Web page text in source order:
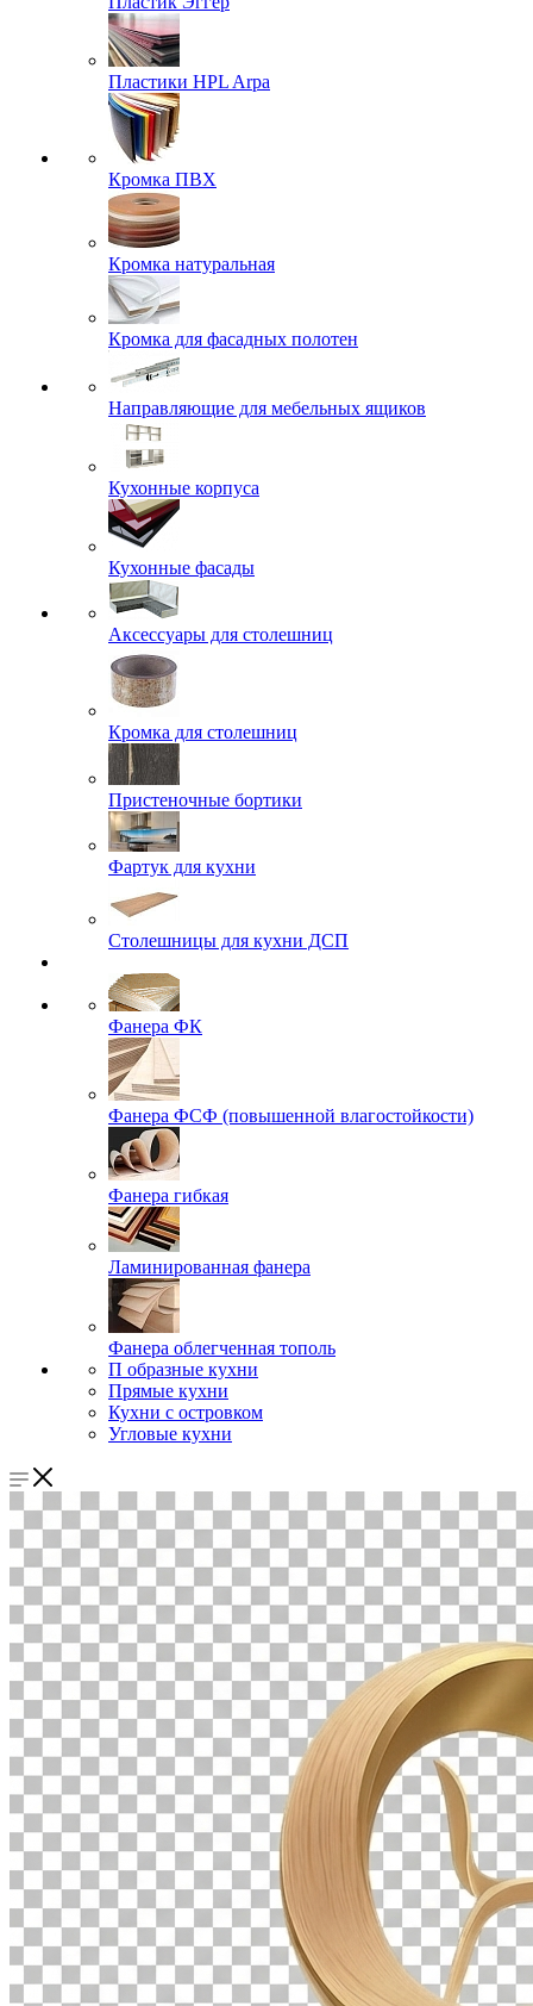
Пластики HPL Arpa
Кромка ПВХ
Кромка натуральная
Кромка для фасадных полотен
Направляющие для мебельных ящиков
Кухонные корпуса
Кухонные фасады
Аксессуары для столешниц
Кромка для столешниц
Пристеночные бортики
Фартук для кухни
Столешницы для кухни ДСП
Фанера ФК
Фанера ФСФ (повышенной влагостойкости)
Фанера гибкая
Ламинированная фанера
Фанера облегченная тополь
П образные кухни
Прямые кухни
Кухни с островком
Угловые кухни